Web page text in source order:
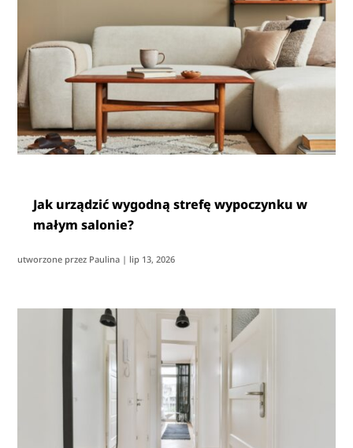
Jak urządzić wygodną strefę wypoczynku w
małym salonie?
utworzone przez Paulina | lip 13, 2026